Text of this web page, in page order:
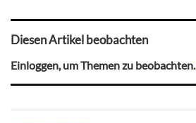
Diesen Artikel beobachten
Einloggen, um Themen zu beobachten.